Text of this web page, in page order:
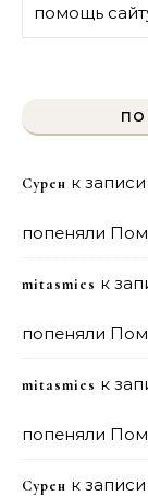
помощь
Сурен к записи
попеняли
mitasmies к
попеняли
mitasmies к
попеняли
Сурен к записи